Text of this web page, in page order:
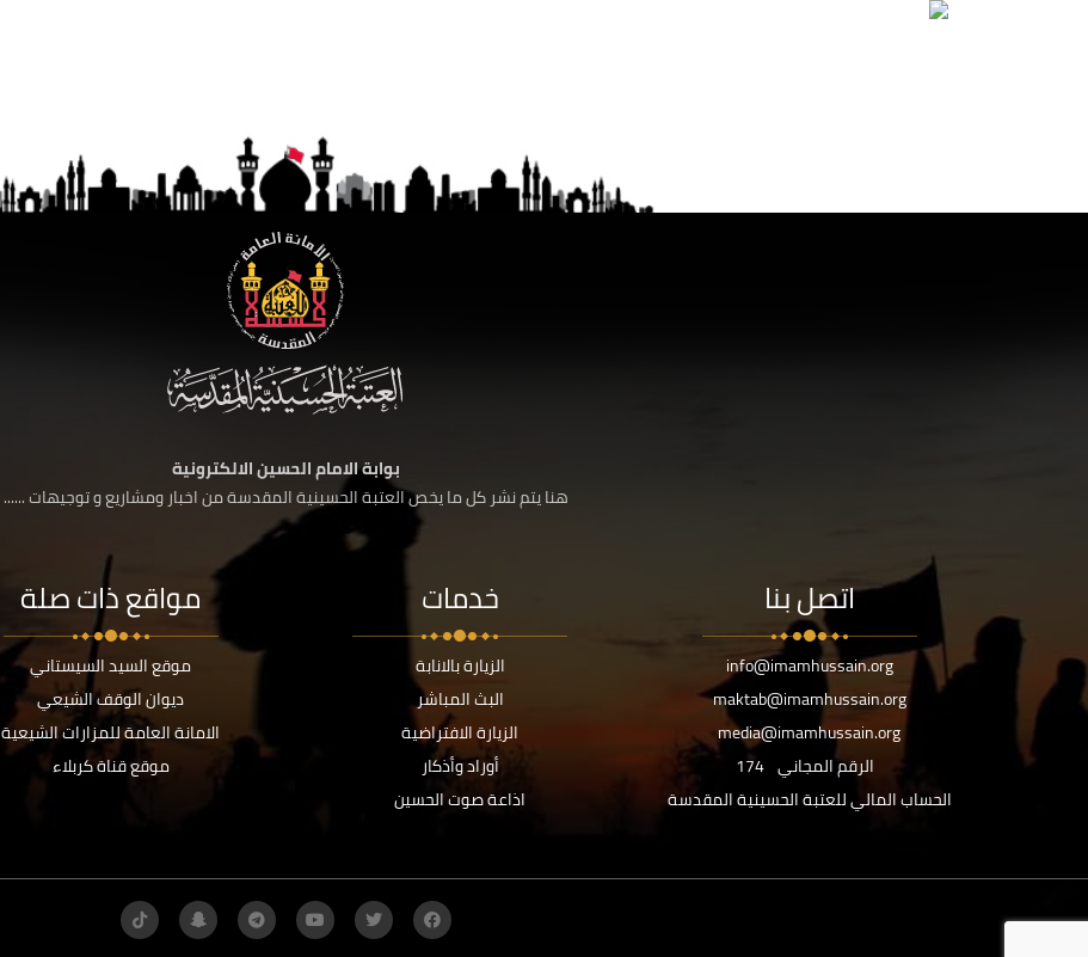
بوابة الامام الحسين الالكترونية
هنا يتم نشر كل ما يخص العتبة الحسينية المقدسة من اخبار ومشاريع و توجيهات ......
اتصل بنا
info@imamhussain.org
maktab@imamhussain.org
media@imamhussain.org
الرقم المجاني 174
الحساب المالي للعتبة الحسينية المقدسة
خدمات
الزيارة بالانابة
البث المباشر
الزيارة الافتراضية
أوراد وأذكار
اذاعة صوت الحسين
مواقع ذات صلة
موقع السيد السيستاني
ديوان الوقف الشيعي
الامانة العامة للمزارات الشيعية
موقع قناة كربلاء